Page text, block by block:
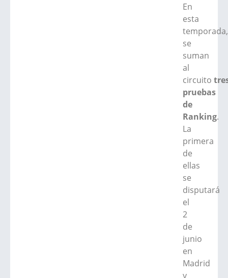
En
esta
temporada,
se
suman
al
circuito
pruebas
de
Ranking.
La
primera
de
ellas
se
disputará
el
2
de
junio
en
Madrid
y